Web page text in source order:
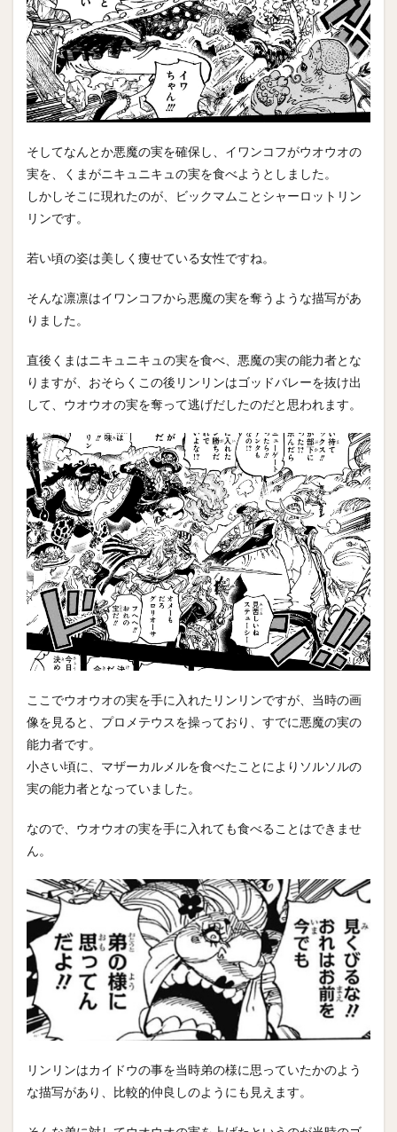
そしてなんとか悪魔の実を確保し、イワンコフがウオウオの
実を、くまがニキュニキュの実を食べようとしました。
しかしそこに現れたのが、ビックマムことシャーロットリン
リンです。
若い頃の姿は美しく痩せている女性ですね。
そんな凛凛はイワンコフから悪魔の実を奪うような描写があ
りました。
直後くまはニキュニキュの実を食べ、悪魔の実の能力者とな
りますが、おそらくこの後リンリンはゴッドバレーを抜け出
して、ウオウオの実を奪って逃げだしたのだと思われます。
ここでウオウオの実を手に入れたリンリンですが、当時の画
像を見ると、プロメテウスを操っており、すでに悪魔の実の
能力者です。
小さい頃に、マザーカルメルを食べたことによりソルソルの
実の能力者となっていました。
なので、ウオウオの実を手に入れても食べることはできませ
ん。
リンリンはカイドウの事を当時弟の様に思っていたかのよう
な描写があり、比較的仲良しのようにも見えます。